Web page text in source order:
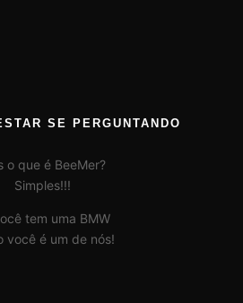
SE PERGUNTANDO
o que é BeeMer?
Simples!!!
tem uma BMW
você é um de nós!